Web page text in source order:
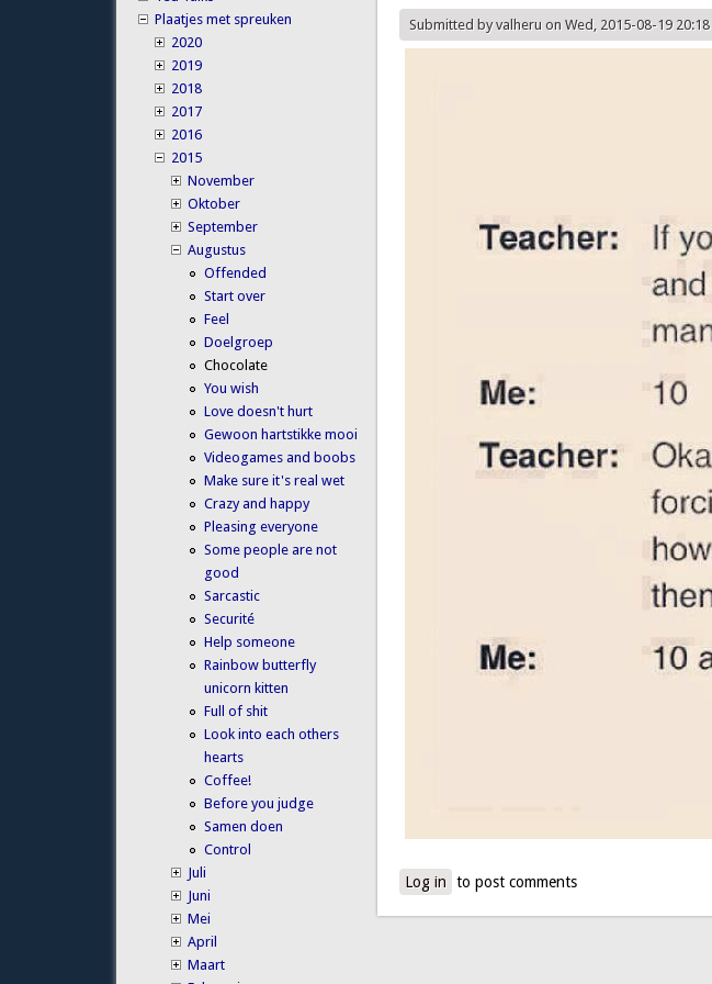
Submitted byvalheru on Wed, 2015-08-19 20:18
Log in to post comments
Plaatjes met spreuken
2020
2019
2018
2017
2016
2015
November
Oktober
September
Augustus
Offended
Start over
Feel
Doelgroep
Chocolate
You wish
Love doesn't hurt
Gewoon hartstikke mooi
Videogames and boobs
Make sure it's real wet
Crazy and happy
Pleasing everyone
Some people are not
good
Sarcastic
Securité
Help someone
Rainbow butterfly
unicorn kitten
Full of shit
Look into each others
hearts
Coffee!
Before you judge
Samen doen
Control
Juli
Juni
Mei
April
Maart